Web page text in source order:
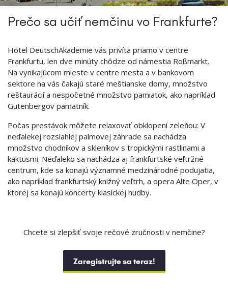
Prečo sa učiť nemčinu vo Frankfurte?
Hotel DeutschAkademie vás privíta priamo v centre
Frankfurtu, len dve minúty chôdze od námestia Roßmarkt.
Na vynikajúcom mieste v centre mesta a v bankovom
sektore na vás čakajú staré meštianske domy, množstvo
reštaurácií a nespočetné množstvo pamiatok, ako napríklad
Gutenbergov pamätník.
Počas prestávok môžete relaxovať obklopení zeleňou: V
neďalekej rozsiahlej palmovej záhrade sa nachádza
množstvo chodníkov a skleníkov s tropickými rastlinami a
kaktusmi. Neďaleko sa nachádza aj frankfurtské veľtržné
centrum, kde sa konajú významné medzinárodné podujatia,
ako napríklad frankfurtský knižný veľtrh, a opera Alte Oper, v
ktorej sa konajú koncerty klasickej hudby.
Chcete si zlepšiť svoje rečové zručnosti v nemčine?
Zaregistrujte sa teraz!